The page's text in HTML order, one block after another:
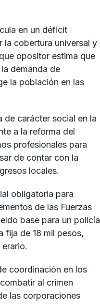
en un déficit
la cobertura universal y
opositor estima que
demanda de
la población en las
de carácter social en la
a la reforma del
profesionales para
de contar con la
locales.
obligatoria para
de las Fuerzas
base para un policía
fija de 18 mil pesos,
coordinación en los
al crimen
las corporaciones